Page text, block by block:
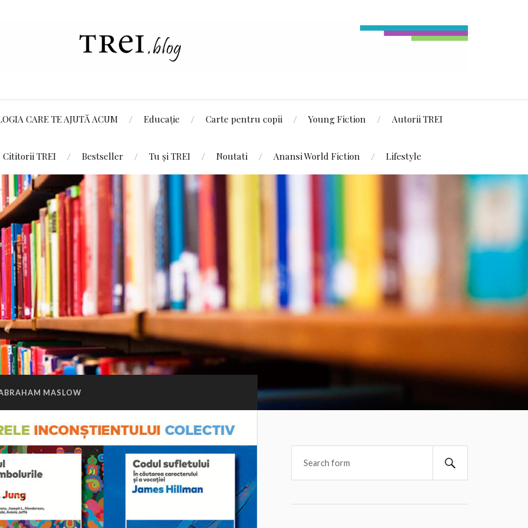
CARE TE AJUTĂ ACUM Educație Carte pentru copii Young Fiction Autorii TREI
Cititorii TREI Bestseller Tu și TREI Noutati Anansi World Fiction Lifestyle
MASLOW